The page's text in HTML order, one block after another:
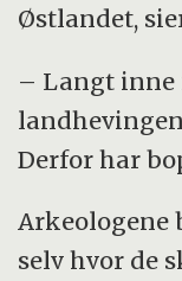
Østlandet,
– Langt inne
Derfor har
selv hvor de